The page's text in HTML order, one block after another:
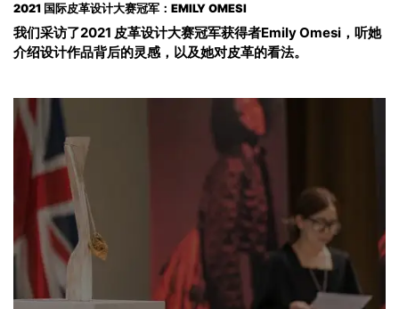
2021 国际皮革设计大赛冠军：EMILY OMESI
我们采访了2021 皮革设计大赛冠军获得者Emily Omesi，听她
介绍设计作品背后的灵感，以及她对皮革的看法。